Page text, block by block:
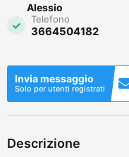
Alessio
Telefono
3664504182
Invia messaggio
Solo per utenti registrati
Descrizione